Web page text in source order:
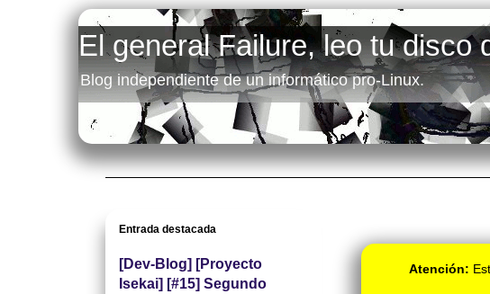
El general Failure, leo tu disco
Blog independiente de un informático pro-Linux.
Atención:
Entrada destacada
[Dev-Blog] [Proyecto
Isekai] [#15] Segundo